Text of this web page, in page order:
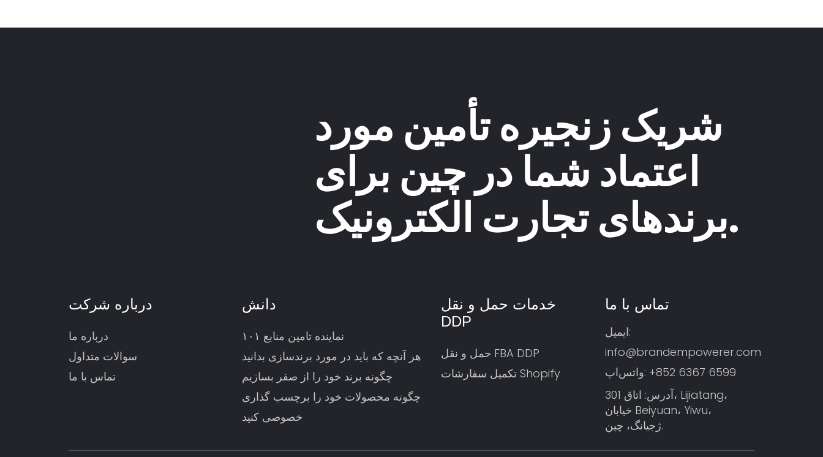
و کودکان
شریک زنجیره تأمین مورد
اعتماد شما در چین برای
برندهای تجارت الکترونیک.
درباره شرکت
درباره ما
سوالات متداول
تماس با ما
دانش
نماینده تامین منابع ۱۰۱
هر آنچه که باید در مورد برندسازی بدانید
چگونه برند خود را از صفر بسازیم
چگونه محصولات خود را برچسب گذاری
خصوصی کنید
خدمات حمل و نقل
DDP
حمل و نقل FBA DDP
تکمیل سفارشات Shopify
تماس با ما
ایمیل:
info@brandempowerer.com
واتس‌اپ: ‎+852 6367 6599‎
آدرس: اتاق 301، Lijiatang،
خیابان Beiyuan، Yiwu،
ژجیانگ، چین.